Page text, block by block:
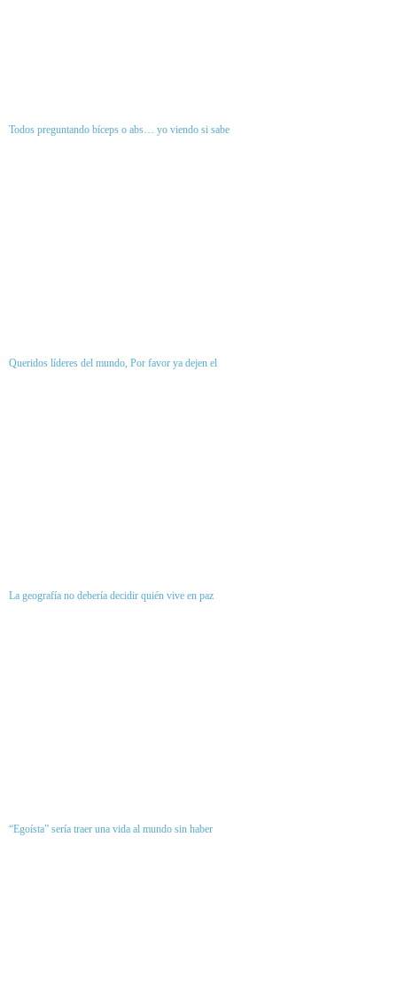
Todos preguntando bíceps o abs… yo viendo si sabe
Queridos líderes del mundo, Por favor ya dejen el
La geografía no debería decidir quién vive en paz
“Egoísta” sería traer una vida al mundo sin haber